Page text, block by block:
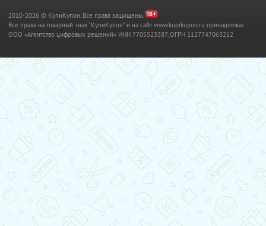
2010-2026 © КупиКупон. Все права защищены.
Все права на товарный знак "КупиКупон" и на сайт www.kupikupon.ru принадлежат
OOO «Агентство цифровых решений» ИНН 7705523387, ОГРН 1127747063212